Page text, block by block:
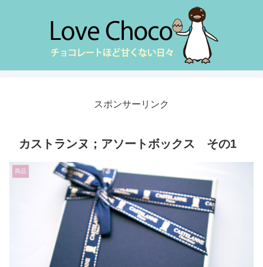
スポンサーリンク
カストランヌ；アソートボックス その1
商品